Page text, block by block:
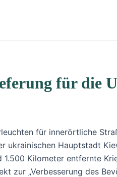
für die
für innerörtliche
ukrainischen Hauptstadt
Kilometer entfernte
zur „Verbesserung des